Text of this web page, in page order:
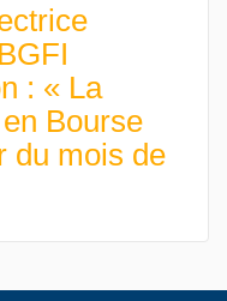
: « La
Bourse
du mois de